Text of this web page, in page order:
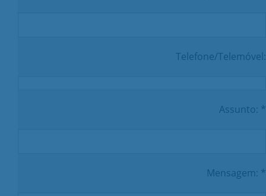
Telefone/Telemóvel:
Assunto: *
Mensagem: *